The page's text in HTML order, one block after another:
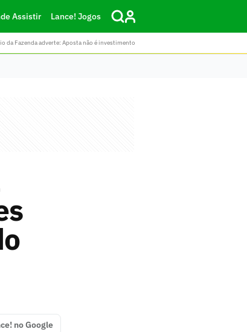
Assistir Lance! Jogos
da Fazenda adverte: Aposta não é investimento
no Google